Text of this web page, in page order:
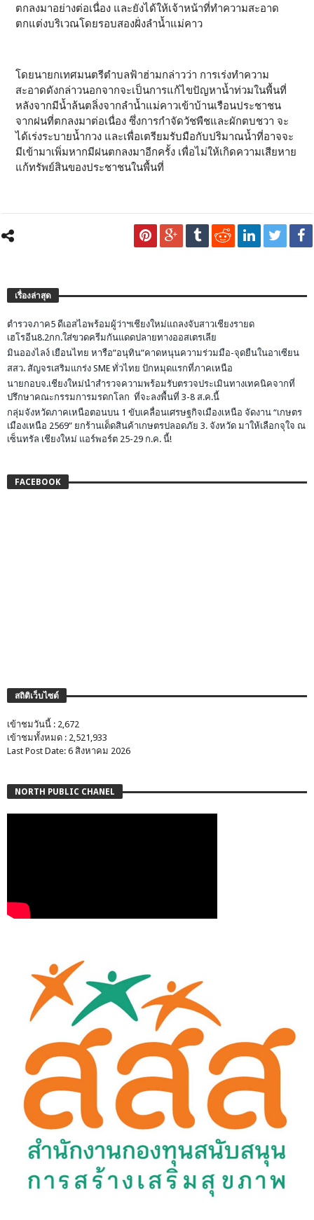
ตกลงมาอย่างต่อเนื่อง และยังได้ให้เจ้าหน้าที่ทำความสะอาด
ตกแต่งบริเวณโดยรอบสองฝั่งลำน้ำแม่คาว
โดยนายกเทศมนตรีตำบลฟ้าฮ่ามกล่าวว่า การเร่งทำความ
สะอาดดังกล่าวนอกจากจะเป็นการแก้ไขปัญหาน้ำท่วมในพื้นที่
หลังจากมีน้ำล้นตลิ่งจากลำน้ำแม่คาวเข้าบ้านเรือนประชาชน
จากฝนที่ตกลงมาต่อเนื่อง ซึ่งการกำจัดวัชพืชและผักตบชวา จะ
ได้เร่งระบายน้ำกวง และเพื่อเตรียมรับมือกับปริมาณน้ำที่อาจจะ
มีเข้ามาเพิ่มหากมีฝนตกลงมาอีกครั้ง เพื่อไม่ให้เกิดความเสียหาย
แก้ทรัพย์สินของประชาชนในพื้นที่
เรื่องล่าสุด
ตำรวจภาค5 ดีเอสไอพร้อมผู้ว่าฯเชียงใหม่แถลงจับสาวเชียงรายด
เฮโรอีน8.2กก.ใส่ขวดครีมกันแดดปลายทางออสเตรเลีย
มินอองไลง์ เยือนไทย หารือ”อนุทิน”คาดหนุนความร่วมมือ-จุดยืนในอาเซียน
สสว. สัญจรเสริมแกร่ง SME ทั่วไทย ปักหมุดแรกที่ภาคเหนือ
นายกอบจ.เชียงใหม่นำสำรวจความพร้อมรับตรวจประเมินทางเทคนิคจากที่
ปรึกษาคณะกรรมการมรดกโลก ที่จะลงพื้นที่ 3-8 ส.ค.นี้
กลุ่มจังหวัดภาคเหนือตอนบน 1 ขับเคลื่อนเศรษฐกิจเมืองเหนือ จัดงาน “เกษตร
เมืองเหนือ 2569” ยกร้านเด็ดสินค้าเกษตรปลอดภัย 3. จังหวัด มาให้เลือกจุใจ ณ
เซ็นทรัล เชียงใหม่ แอร์พอร์ต 25-29 ก.ค. นี้!
FACEBOOK
สถิติเว็บไซต์
เข้าชมวันนี้ : 2,672
เข้าชมทั้งหมด : 2,521,933
Last Post Date: 6 สิงหาคม 2026
NORTH PUBLIC CHANEL